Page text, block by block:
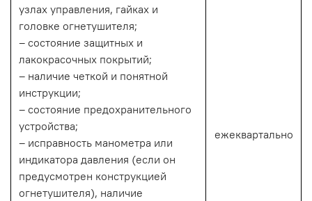
узлах управления, гайках и
головке огнетушителя;
– состояние защитных и
лакокрасочных покрытий;
– наличие четкой и понятной
инструкции;
– состояние предохранительного
устройства;
– исправность манометра или
индикатора давления (если он
предусмотрен конструкцией
огнетушителя), наличие
ежеквартально